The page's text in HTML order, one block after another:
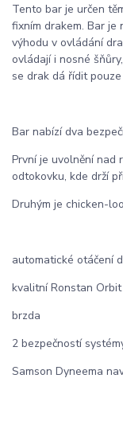
Tento bar je určen
fixním drakem. Bar je
výhodu v ovládání
ovládají i nosné
se drak dá řídit
Bar nabízí dva
První je uvolnění nad
odtokovku, kde drží
Druhým je chicken-
automatické otáčení
kvalitní Ronstan
brzda
2 bezpečností
Samson Dyneema